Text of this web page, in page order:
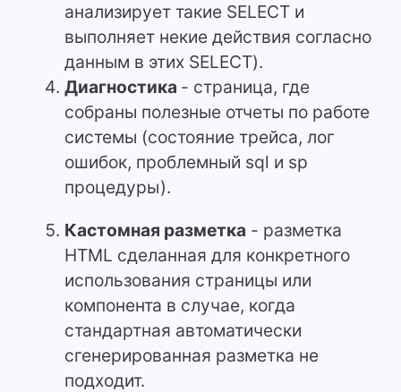
анализирует такие SELECT и
выполняет некие действия согласно
данным в этих SELECT).
Диагностика - страница, где
собраны полезные отчеты по работе
системы (состояние трейса, лог
ошибок, проблемный sql и sp
процедуры).
Кастомная разметка - разметка
HTML сделанная для конкретного
использования страницы или
компонента в случае, когда
стандартная автоматически
сгенерированная разметка не
подходит.